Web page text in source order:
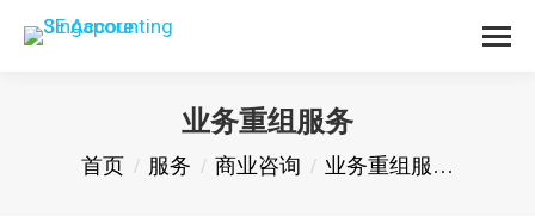
业务重组服务
您在这里：
首页 服务 商业咨询 业务重组服…